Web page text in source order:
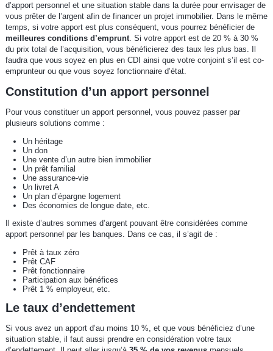
d’apport personnel et une situation stable dans la durée pour envisager de
vous prêter de l’argent afin de financer un projet immobilier. Dans le même
temps, si votre apport est plus conséquent, vous pourrez bénéficier de
meilleures conditions d’emprunt. Si votre apport est de 20 % à 30 %
du prix total de l’acquisition, vous bénéficierez des taux les plus bas. Il
faudra que vous soyez en plus en CDI ainsi que votre conjoint s’il est co-
emprunteur ou que vous soyez fonctionnaire d’état.
Constitution d’un apport personnel
Pour vous constituer un apport personnel, vous pouvez passer par
plusieurs solutions comme :
Un héritage
Un don
Une vente d’un autre bien immobilier
Un prêt familial
Une assurance-vie
Un livret A
Un plan d’épargne logement
Des économies de longue date, etc.
Il existe d’autres sommes d’argent pouvant être considérées comme
apport personnel par les banques. Dans ce cas, il s’agit de :
Prêt à taux zéro
Prêt CAF
Prêt fonctionnaire
Participation aux bénéfices
Prêt 1 % employeur, etc.
Le taux d’endettement
Si vous avez un apport d’au moins 10 %, et que vous bénéficiez d’une
situation stable, il faut aussi prendre en considération votre taux